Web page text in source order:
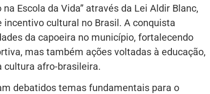
Escola da Vida” através da Lei Aldir Blanc,
cultural no Brasil. A conquista
da capoeira no município, fortalecendo
mas também ações voltadas à educação,
cultura afro-brasileira.
debatidos temas fundamentais para o